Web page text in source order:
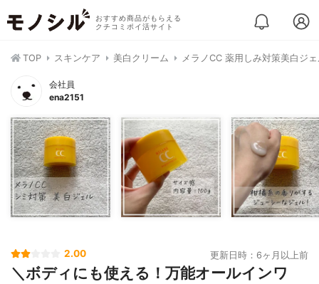
おすすめ商品がもらえる
クチコミポイ活サイト
TOP スキンケア 美白クリーム メラノCC 薬用しみ対策美白ジ
会社員
ena2151
2.00 更新日時：6ヶ月以上前
＼ボディにも使える！万能オールインワ